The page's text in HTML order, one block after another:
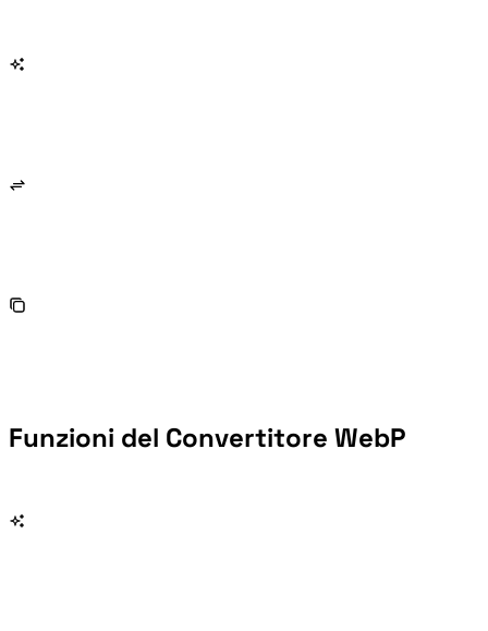
Funzioni del Convertitore WebP